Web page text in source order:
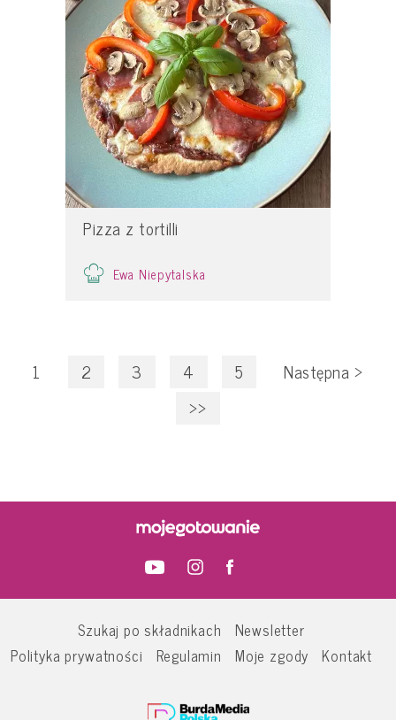
Pizza z tortilli
Ewa Niepytalska
1 2 3 4 5 Następna>
>>
Szukaj po składnikach
Newsletter
Polityka prywatności
Regulamin Moje zgody Kontakt